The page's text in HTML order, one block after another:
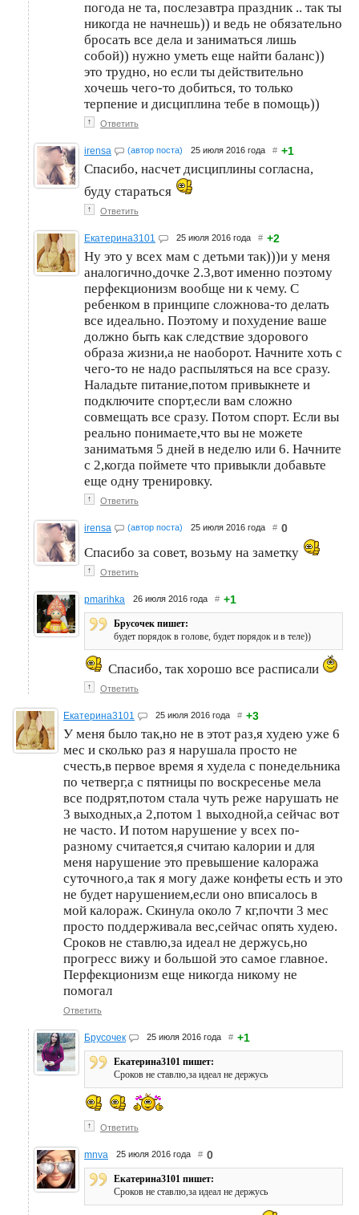
погода не та, послезавтра праздник .. так ты
никогда не начнешь)) и ведь не обязательно
бросать все дела и заниматься лишь
собой)) нужно уметь еще найти баланс))
это трудно, но если ты действительно
хочешь чего-то добиться, то только
терпение и дисциплина тебе в помощь))
↑ Ответить
irensa (автор поста) 25 июля 2016 года # +1
Спасибо, насчет дисциплины согласна,
буду стараться
↑ Ответить
Екатерина3101 25 июля 2016 года # +2
Ну это у всех мам с детьми так)))и у меня
аналогично,дочке 2.3,вот именно поэтому
перфекционизм вообще ни к чему. С
ребенком в принципе сложнова-то делать
все идеально. Поэтому и похудение ваше
должно быть как следствие здорового
образа жизни,а не наоборот. Начните хоть с
чего-то не надо распыляться на все сразу.
Наладьте питание,потом привыкнете и
подключите спорт,если вам сложно
совмещать все сразу. Потом спорт. Если вы
реально понимаете,что вы не можете
заниматьмя 5 дней в неделю или 6. Начните
с 2,когда поймете что привыкли добавьте
еще одну тренировку.
↑ Ответить
irensa (автор поста) 25 июля 2016 года # 0
Спасибо за совет, возьму на заметку
↑ Ответить
pmarihka 26 июля 2016 года # +1
Брусочек пишет:
будет порядок в голове, будет порядок и в теле))
Спасибо, так хорошо все расписали
↑ Ответить
Екатерина3101 25 июля 2016 года # +3
У меня было так,но не в этот раз,я худею уже 6
мес и сколько раз я нарушала просто не
счесть,в первое время я худела с понедельника
по четверг,а с пятницы по воскресенье мела
все подрят,потом стала чуть реже нарушать не
3 выходных,а 2,потом 1 выходной,а сейчас вот
не часто. И потом нарушение у всех по-
разному считается,я считаю калории и для
меня нарушение это превышение калоража
суточного,а так я могу даже конфеты есть и это
не будет нарушением,если оно вписалось в
мой калораж. Скинула около 7 кг,почти 3 мес
просто поддерживала вес,сейчас опять худею.
Сроков не ставлю,за идеал не держусь,но
прогресс вижу и большой это самое главное.
Перфекционизм еще никогда никому не
помогал
Ответить
Брусочек 25 июля 2016 года # +1
Екатерина3101 пишет:
Сроков не ставлю,за идеал не держусь
↑ Ответить
mnva 25 июля 2016 года # 0
Екатерина3101 пишет:
Сроков не ставлю,за идеал не держусь